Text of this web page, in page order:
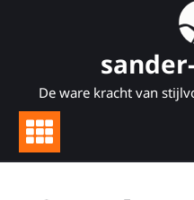
De ware kracht van